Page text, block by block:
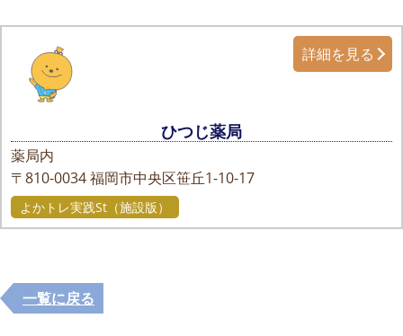
ひつじ薬局
薬局内
〒810-0034福岡市中央区笹丘1-10-17
詳細を見る
よかトレ実践St（施設版）
一覧に戻る